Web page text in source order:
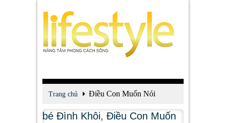
Trang chủ Điều Con Muốn Nói
bé Đình Khôi, Điều Con Muốn